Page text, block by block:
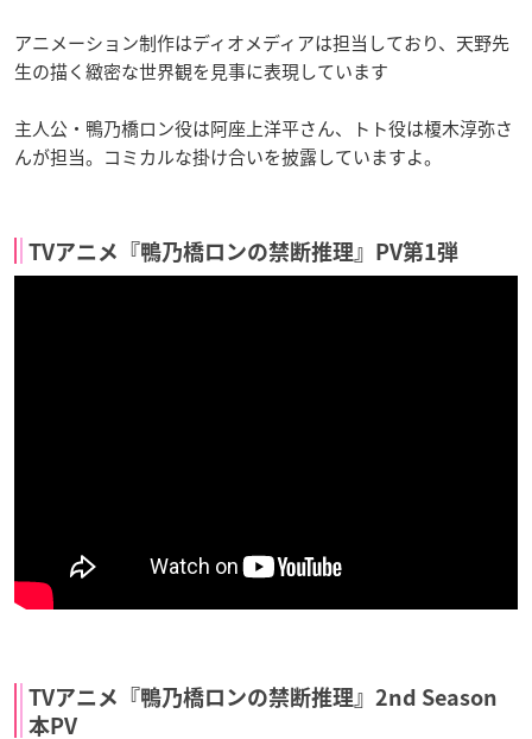
アニメーション制作はディオメディアは担当しており、天野先
生の描く緻密な世界観を見事に表現しています
主人公・鴨乃橋ロン役は阿座上洋平さん、トト役は榎木淳弥さ
んが担当。コミカルな掛け合いを披露していますよ。
TVアニメ『鴨乃橋ロンの禁断推理』PV第1弾
TVアニメ『鴨乃橋ロンの禁断推理』2nd Season
本PV